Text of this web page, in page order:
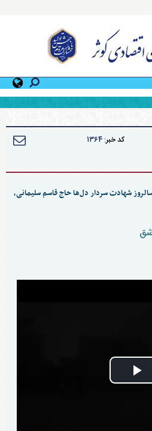
کد خبر: ۱۳۶۴
شهادت سردار دل‌ها حاج قاسم سلیمانی،